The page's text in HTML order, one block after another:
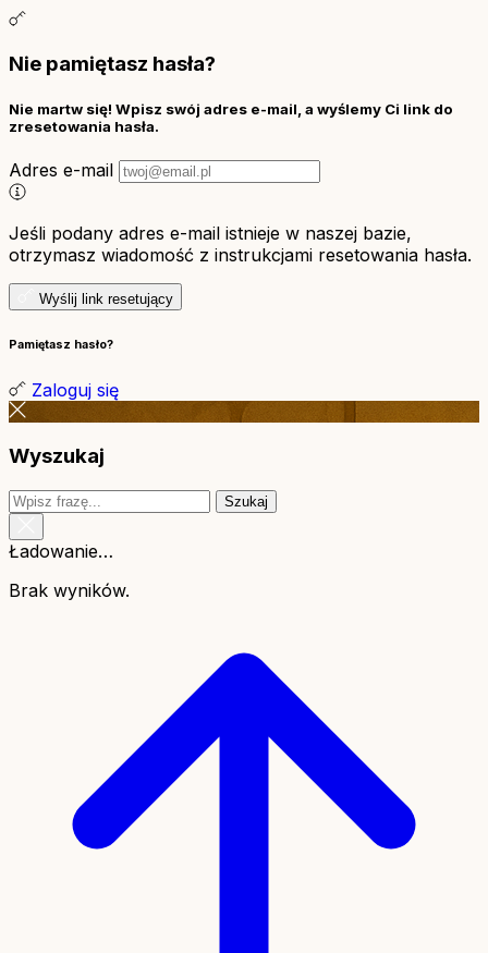
Nie pamiętasz hasła?
Nie martw się! Wpisz swój adres e-mail, a wyślemy Ci link do
zresetowania hasła.
Adres e-mail
Jeśli podany adres e-mail istnieje w naszej bazie,
otrzymasz wiadomość z instrukcjami resetowania hasła.
Wyślij link resetujący
Pamiętasz hasło?
Zaloguj się
Wyszukaj
Szukaj
Ładowanie…
Brak wyników.